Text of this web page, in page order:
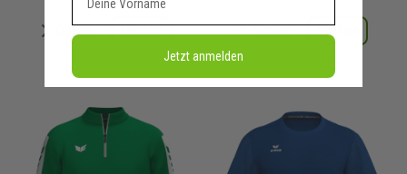
Details Merken Details Merken
Jetzt anmelden